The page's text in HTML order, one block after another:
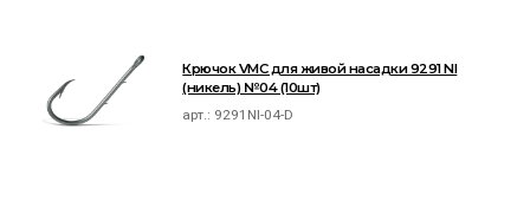
Крючок VMC для живой насадки 9291 NI
(никель) №04 (10шт)
арт.: 9291NI-04-D